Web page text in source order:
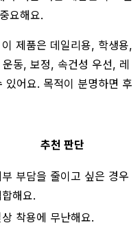
요해요.
제품은 데일리용, 학생용,
동, 보정, 속건성 우선, 레
있어요. 목적이 분명하면 후
추천 판단
부 부담을 줄이고 싶은 경우
합해요.
상 착용에 무난해요.